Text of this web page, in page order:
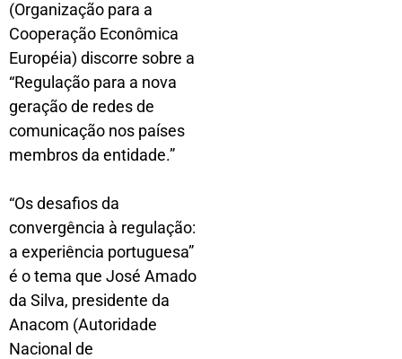
(Organização para a
Cooperação Econômica
Européia) discorre sobre a
“Regulação para a nova
geração de redes de
comunicação nos países
membros da entidade.”
“Os desafios da
convergência à regulação:
a experiência portuguesa”
é o tema que José Amado
da Silva, presidente da
Anacom (Autoridade
Nacional de